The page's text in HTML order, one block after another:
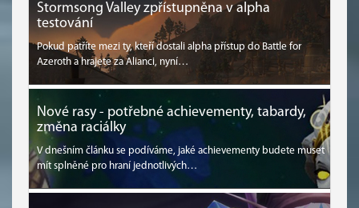
Stormsong Valley zpřístupněna v alpha
testování
Pokud patříte mezi ty, kteří dostali alpha přístup do Battle for
Azeroth a hrajete za Alianci, nyní…
Nové rasy - potřebné achievementy, tabardy,
změna raciálky
V dnešním článku se podíváme, jaké achievementy budete muset
mít splněné pro hraní jednotlivých…